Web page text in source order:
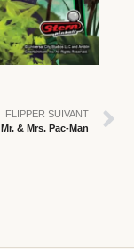
FLIPPER SUIVANT
Mr. & Mrs. Pac-Man